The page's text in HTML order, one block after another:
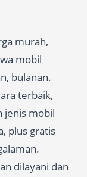
murah,
mobil
bulanan.
terbaik,
jenis mobil
plus gratis
dilayani dan